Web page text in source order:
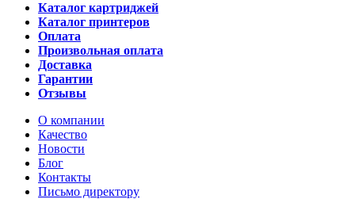
Каталог картриджей
Каталог принтеров
Оплата
Произвольная оплата
Доставка
Гарантии
Отзывы
О компании
Качество
Новости
Блог
Контакты
Письмо директору